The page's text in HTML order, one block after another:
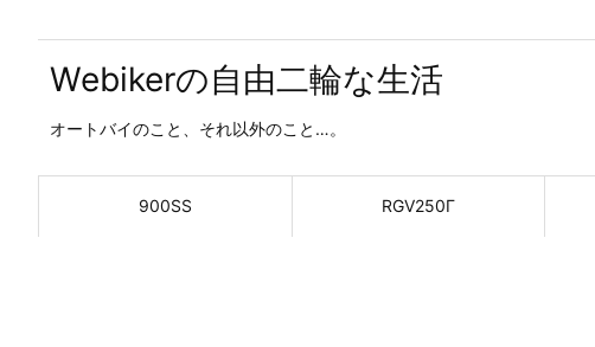
Webikerの自由二輪な生活
オートバイのこと、それ以外のこと…。
900SS RGV250Γ